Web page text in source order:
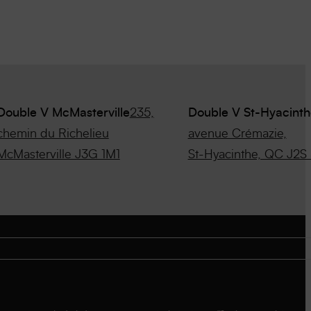
V McMasterville235,
du Richelieu
J3G 1M1
Double V St-
avenue Crémazie,
St-Hyacinthe, QC J2S